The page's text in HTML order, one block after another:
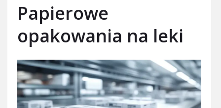
Papierowe
opakowania na leki